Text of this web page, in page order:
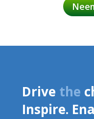
Drive the
Inspire.